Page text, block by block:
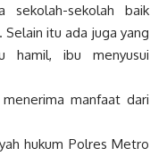
sekolah-sekolah baik
Selain itu ada juga yang
hamil, ibu menyusui
manfaat dari
hukum Polres Metro